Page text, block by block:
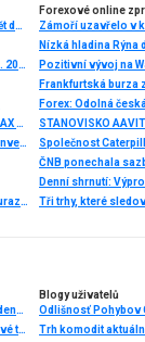
Zlato vyráží k novým maximům: Tři důvody, proč žlutý kov opět dominuje
Krypto šeptanda: Co přinesl poslední týden v kryptosvětě (7. 8. 2026)
Analýza DAX, Nasdaq, EUR/USD: Zlepšený sentiment poslal DAX na nová maxima
Praktické okénko: Bitcoin aktuálně jako spekulativní, nikoli investiční aktivum
Akciová analýza: Výsledky McDonald’s nepotěšily, ale ani neurazily. Jakou vizi společnost prezentovala?
Forexové online
Nízká hladina
Pozitivní vývoj na
Frankfurtská burza
Denní shrnutí:
Tři trhy, které
Colt na nákupech, valná hromada ČEZ přinesla vysokou dividendu
Primoco reportovalo za 1Q, společnost nepřipsala žádné nové tržby z prodeje bezpilotních letadel
Blogy uživatelů
Odlišnosť Pohybov
Trh komodit